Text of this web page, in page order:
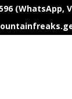
(WhatsApp,